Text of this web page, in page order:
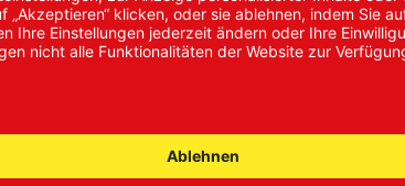
AGB Datenschutz Nachhaltigkeit